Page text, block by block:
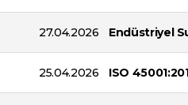
27.04.2026 Endüstriyel
25.04.2026 ISO